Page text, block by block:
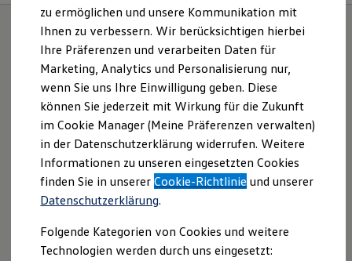
Modelle und Konfigurator
Konfigurator
Modelle vergleichen
Konfiguration laden
Autosuche
Elektroautos
ENERGY Sondermodelle
Nutzfahrzeuge
SUV und CUV
Familienautos
Kombis
Kompaktwagen
Sportwagen
Schnell verfügbare Fahrzeuge
Angebote und Produkte
Aktuelle Angebote
E-Auto-Förderung
Volkswagen Marktplatz
Das Ziel im Blick. Den
Sound im Ohr.
zu ermöglichen und unsere Kommunikation mit
Ihnen zu verbessern. Wir berücksichtigen hierbei
Ihre Präferenzen und verarbeiten Daten für
Marketing, Analytics und Personalisierung nur,
wenn Sie uns Ihre Einwilligung geben. Diese
können Sie jederzeit mit Wirkung für die Zukunft
im Cookie Manager (Meine Präferenzen verwalten)
in der Datenschutzerklärung widerrufen. Weitere
Informationen zu unseren eingesetzten Cookies
finden Sie in unsererCookie-Richtlinie und unserer
Datenschutzerklärung.
Folgende Kategorien von Cookies und weitere
Technologien werden durch uns eingesetzt: